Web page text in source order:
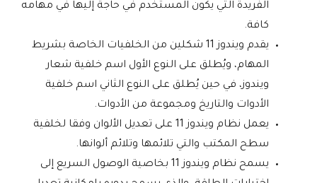
الفريدة التي يكون المستخدم في حاجة إليها في مهامه
كافة.
يقدم ويندوز 11 شكلين من الخلفيات الخاصة بشريط
المهام، ويُطلق على النوع الأول اسم خلفية شعار
ويندوز، في حين يُطلق على النوع الثاني اسم خلفية
الأدوات والتاريخ ومجموعة من الأدوات.
يعمل نظام ويندوز 11 على تعديل الألوان وفقا لخلفية
سطح المكتب والتي تلائمها وتلائم ألوانها.
يسمح نظام ويندوز 11 بخاصية الوصول السريع إلى